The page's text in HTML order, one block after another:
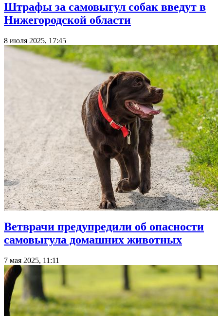
Штрафы за самовыгул собак введут в
Нижегородской области
8 июля 2025, 17:45
Ветврачи предупредили об опасности
самовыгула домашних животных
7 мая 2025, 11:11